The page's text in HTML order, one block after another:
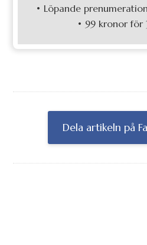
• Löpande
• 99 kronor
Dela artikeln på